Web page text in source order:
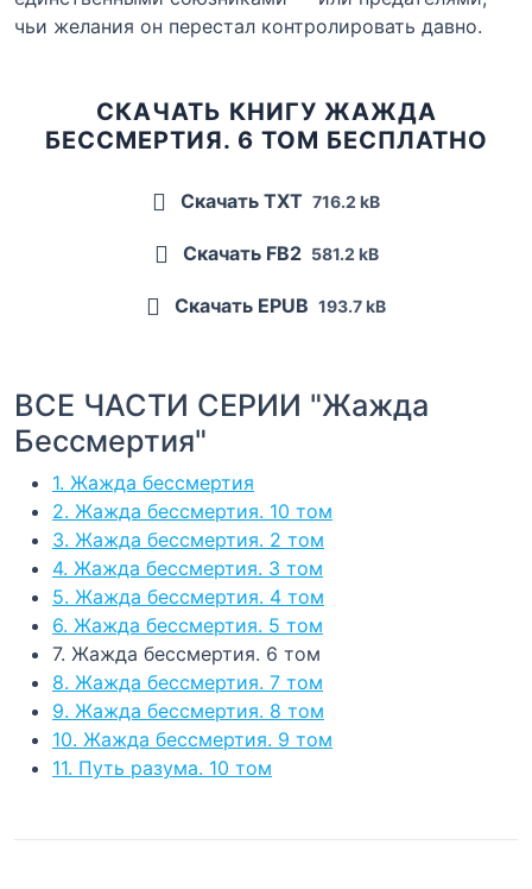
чьи желания он перестал контролировать давно.
СКАЧАТЬ КНИГУ ЖАЖДА
БЕССМЕРТИЯ. 6 ТОМ БЕСПЛАТНО
Скачать TXT 716.2 kB
Скачать FB2 581.2 kB
Скачать EPUB 193.7 kB
ВСЕ ЧАСТИ СЕРИИ "Жажда
Бессмертия"
1. Жажда бессмертия
2. Жажда бессмертия. 10 том
3. Жажда бессмертия. 2 том
4. Жажда бессмертия. 3 том
5. Жажда бессмертия. 4 том
6. Жажда бессмертия. 5 том
7. Жажда бессмертия. 6 том
8. Жажда бессмертия. 7 том
9. Жажда бессмертия. 8 том
10. Жажда бессмертия. 9 том
11. Путь разума. 10 том